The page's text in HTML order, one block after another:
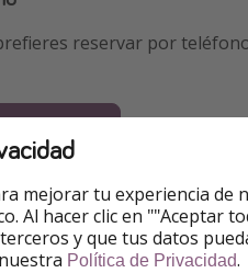
reservar por
- 220€
mejorar tu experiencia de
Al hacer clic en ""Aceptar
y que tus datos
Política de Privacidad.